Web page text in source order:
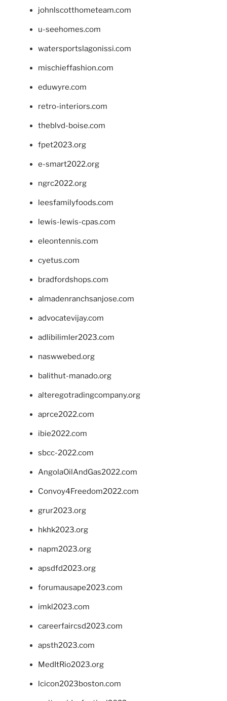
johnlscotthometeam.com
u-seehomes.com
watersportslagonissi.com
mischieffashion.com
eduwyre.com
retro-interiors.com
theblvd-boise.com
fpet2023.org
e-smart2022.org
ngrc2022.org
leesfamilyfoods.com
lewis-lewis-cpas.com
eleontennis.com
cyetus.com
bradfordshops.com
almadenranchsanjose.com
advocatevijay.com
adlibilimler2023.com
naswwebed.org
balithut-manado.org
alteregotradingcompany.org
aprce2022.com
ibie2022.com
sbcc-2022.com
AngolaOilAndGas2022.com
Convoy4Freedom2022.com
grur2023.org
hkhk2023.org
napm2023.org
apsdfd2023.org
forumausape2023.com
imkl2023.com
careerfaircsd2023.com
apsth2023.com
MedItRio2023.org
lcicon2023boston.com